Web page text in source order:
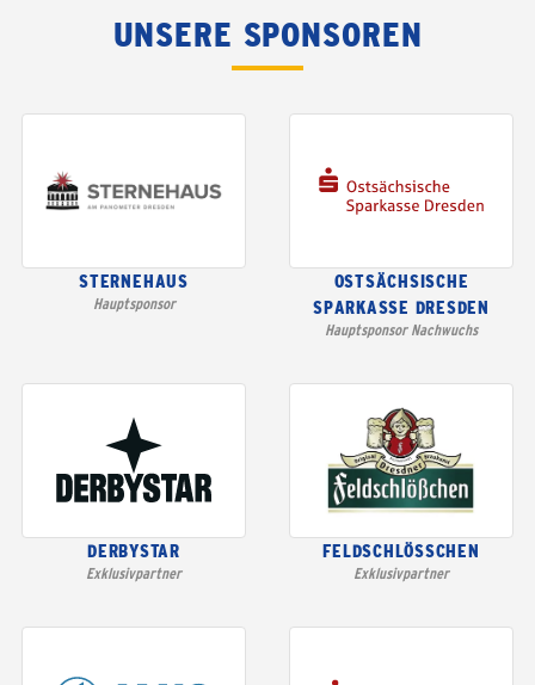
UNSERE SPONSOREN
STERNEHAUS
Hauptsponsor
OSTSÄCHSISCHE
SPARKASSE DRESDEN
Hauptsponsor Nachwuchs
DERBYSTAR
Exklusivpartner
FELDSCHLÖSSCHEN
Exklusivpartner